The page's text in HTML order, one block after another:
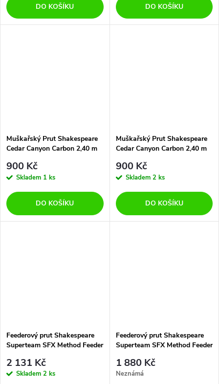
DO KOŠÍKU DO KOŠÍKU
Muškařský Prut Shakespeare
Cedar Canyon Carbon 2,40 m
900 Kč
Skladem 1 ks
DO KOŠÍKU
Muškařský Prut Shakespeare
Cedar Canyon Carbon 2,40 m
900 Kč
Skladem 2 ks
DO KOŠÍKU
Feederový prut Shakespeare
Superteam SFX Method Feeder
2 131 Kč
Skladem 2 ks
Feederový prut Shakespeare
Superteam SFX Method Feeder
1 880 Kč
Neznámá